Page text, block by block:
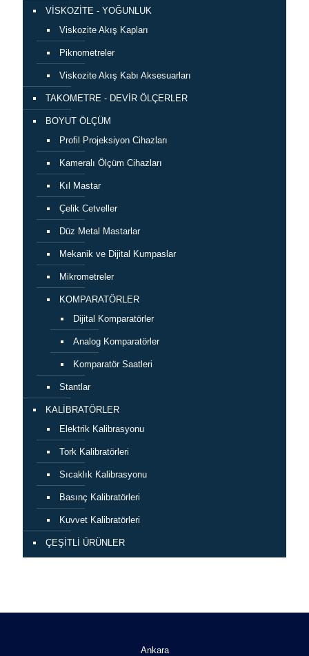
VİSKOZİTE - YOĞUNLUK
Viskozite Akış Kapları
Piknometreler
Viskozite Akış Kabı Aksesuarları
TAKOMETRE - DEVİR ÖLÇERLER
BOYUT ÖLÇÜM
Profil Projeksiyon Cihazları
Kameralı Ölçüm Cihazları
Kıl Mastar
Çelik Cetveller
Düz Metal Mastarlar
Mekanik ve Dijital Kumpaslar
Mikrometreler
KOMPARATÖRLER
Dijital Komparatörler
Analog Komparatörler
Komparatör Saatleri
Stantlar
KALİBRATÖRLER
Elektrik Kalibrasyonu
Tork Kalibratörleri
Sıcaklık Kalibrasyonu
Basınç Kalibratörleri
Kuvvet Kalibratörleri
ÇEŞİTLİ ÜRÜNLER
Ankara